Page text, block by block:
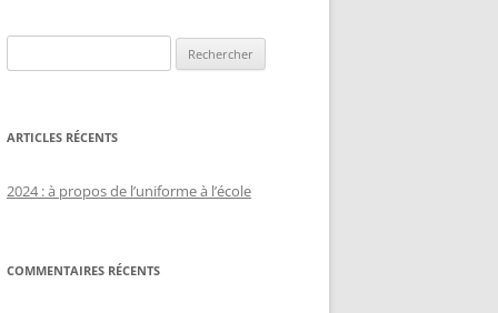
ARTICLES RÉCENTS
2024 : à propos de l’uniforme à l’école
COMMENTAIRES RÉCENTS